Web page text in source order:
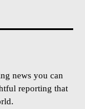
news you can
reporting that